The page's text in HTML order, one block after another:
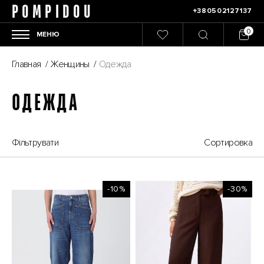
POMPIDOU +380502127137
МЕНЮ
Главная / Женщины / Одежда
ОДЕЖДА
Фільтрувати Сортировка
-10% -30%